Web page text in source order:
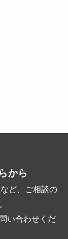
から
ど、ご相談の
い合わせくだ